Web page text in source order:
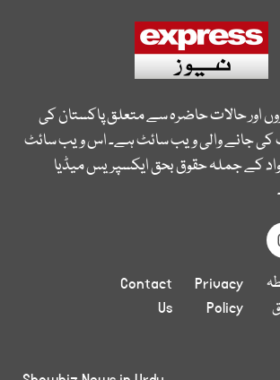
اور حالات حاضرہ سے متعلق پاکستان کی
جانے والی ویب سائٹ ہے۔ اس ویب سائٹ
کے جملہ حقوق بحق ایکسپریس میڈیا
Privacy
Policy
Contact
Us